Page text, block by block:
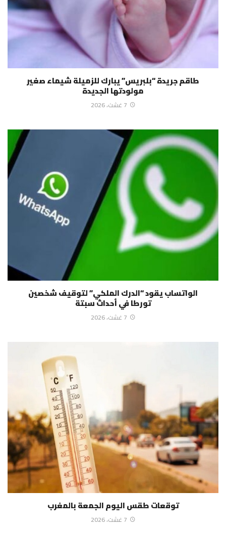
طاقم جريدة “بلبريس” يبارك للزميلة شيماء صغير
مولودتها الجديدة
7 غشت، 2026
الواتساب يقود “الدرك الملكي” لتوقيف شخصين
تورطا في أحداث سبتة
7 غشت، 2026
توقعات طقس اليوم الجمعة بالمغرب
7 غشت، 2026